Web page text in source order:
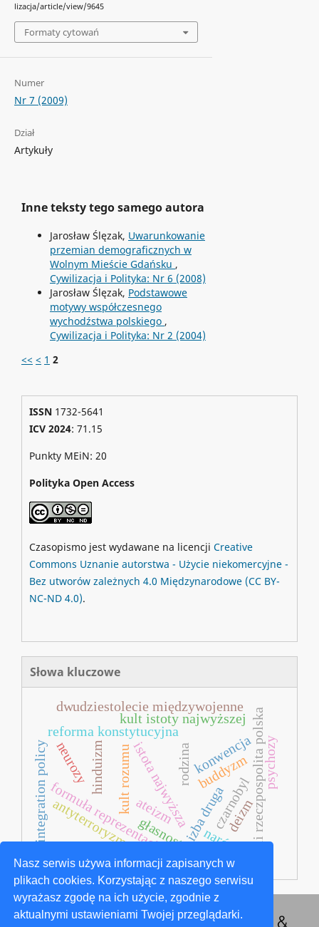
Nasz serwis używa informacji zapisanych w
plikach cookies. Korzystając z naszego serwisu
wyrażasz zgodę na ich użycie, zgodnie z
aktualnymi ustawieniami Twojej przeglądarki.
lizacja/article/view/9645
Formaty cytowań
Numer
Nr 7 (2009)
Dział
Artykuły
Inne teksty tego samego autora
Jarosław Ślęzak, Uwarunkowanie
przemian demograficznych w
Wolnym Mieście Gdańsku ,
Cywilizacja i Polityka: Nr 6 (2008)
Jarosław Ślęzak, Podstawowe
motywy współczesnego
wychodźstwa polskiego ,
Cywilizacja i Polityka: Nr 2 (2004)
<< < 1 2
ISSN1732-5641
ICV 2024: 71.15
Punkty MEiN: 20
Polityka Open Access
Czasopismo jest wydawane na licencji Creative
Commons Uznanie autorstwa - Użycie niekomercyjne -
Bez utworów zależnych 4.0 Międzynarodowe (CC BY-
NC-ND 4.0).
Słowa kluczowe
rodzina
reforma konstytucyjna
istota najwyższa
kult istoty najwyższej
kult rozumu ii rzeczpospolita polska
dwudziestolecie międzywojenne
formuła reprezentacji izba druga
hinduizm buddyzm
antyterroryzm czarnobyl
konwencja
deizm
głasnost
integration policyneurozy psychozy
ateizm
naród